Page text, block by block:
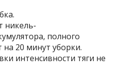
никель-
полного
на 20 минут уборки.
интенсивности тяги не